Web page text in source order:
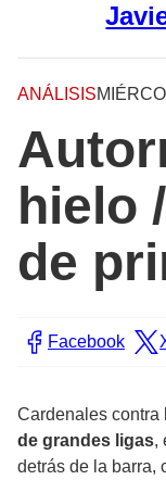
ANÁLISIS
hielo
de
Facebook
Cardenales
de grandes ligas,
detrás de la barra,